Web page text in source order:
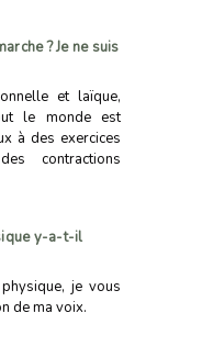
? Je ne suis
et laïque,
le monde est
à des exercices
contractions
y-a-t-il
je vous
de ma voix.